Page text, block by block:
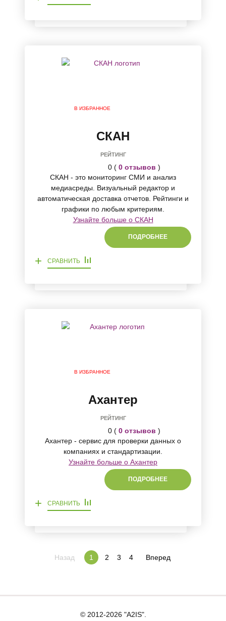
В ИЗБРАННОЕ
СКАН
РЕЙТИНГ
0 ( 0 отзывов )
СКАН - это мониторинг СМИ и анализ
медиасреды. Визуальный редактор и
автоматическая доставка отчетов. Рейтинги и
графики по любым критериям.
Узнайте больше о СКАН
ПОДРОБНЕЕ
+ СРАВНИТЬ
В ИЗБРАННОЕ
Ахантер
РЕЙТИНГ
0 ( 0 отзывов )
Ахантер - сервис для проверки данных о
компаниях и стандартизации.
Узнайте больше о Ахантер
ПОДРОБНЕЕ
+ СРАВНИТЬ
Назад 1 2 3 4 Вперед
© 2012-2026 "A2IS".